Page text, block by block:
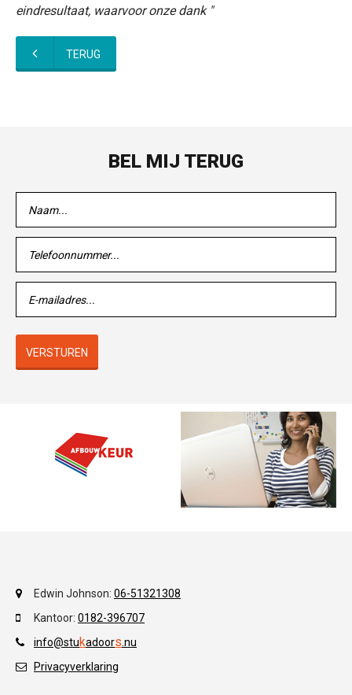
eindresultaat, waarvoor onze dank "
TERUG
BEL MIJ TERUG
VERSTUREN
Edwin Johnson: 06-51321308
Kantoor: 0182-396707
info@stukadoors nu
Privacyverklaring